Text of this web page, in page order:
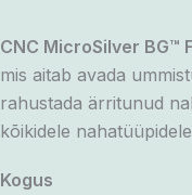
CNC MicroSilver BG™
mis aitab avada
rahustada ärritunud
kõikidele
Kogus
100ml
kogus